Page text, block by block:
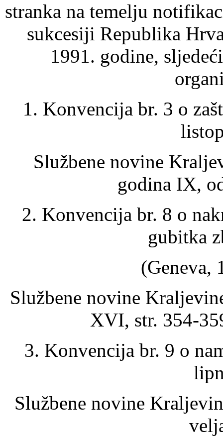
stranka na temelju
sukcesiji Republika
1991. godine,
1. Konvencija br. 3 o
Službene novine
godina IX,
2. Konvencija br. 8 o
gubitka
(Geneva,
Službene novine
XVI, str. 354-
3. Konvencija br. 9 o
Službene novine